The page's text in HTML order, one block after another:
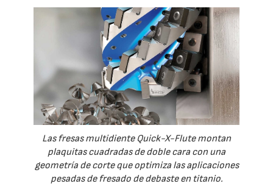
Las fresas multidiente Quick-X-Flute montan
plaquitas cuadradas de doble cara con una
geometría de corte que optimiza las aplicaciones
pesadas de fresado de debaste en titanio.